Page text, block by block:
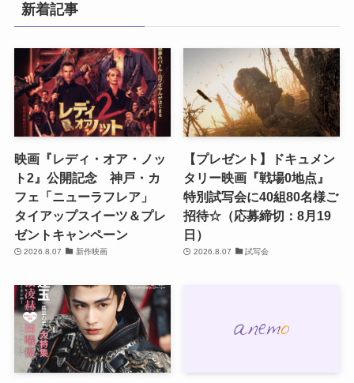
新着記事
映画『レディ・オア・ノッ
ト2』公開記念 神戸・カ
フェ「ニューラフレア」
タイアップスイーツ＆プレ
ゼントキャンペーン
2026.8.07 新作映画
【プレゼント】ドキュメン
タリー映画『戦場0地点』
特別試写会に40組80名様ご
招待☆（応募締切：8月19
日）
2026.8.07 試写会